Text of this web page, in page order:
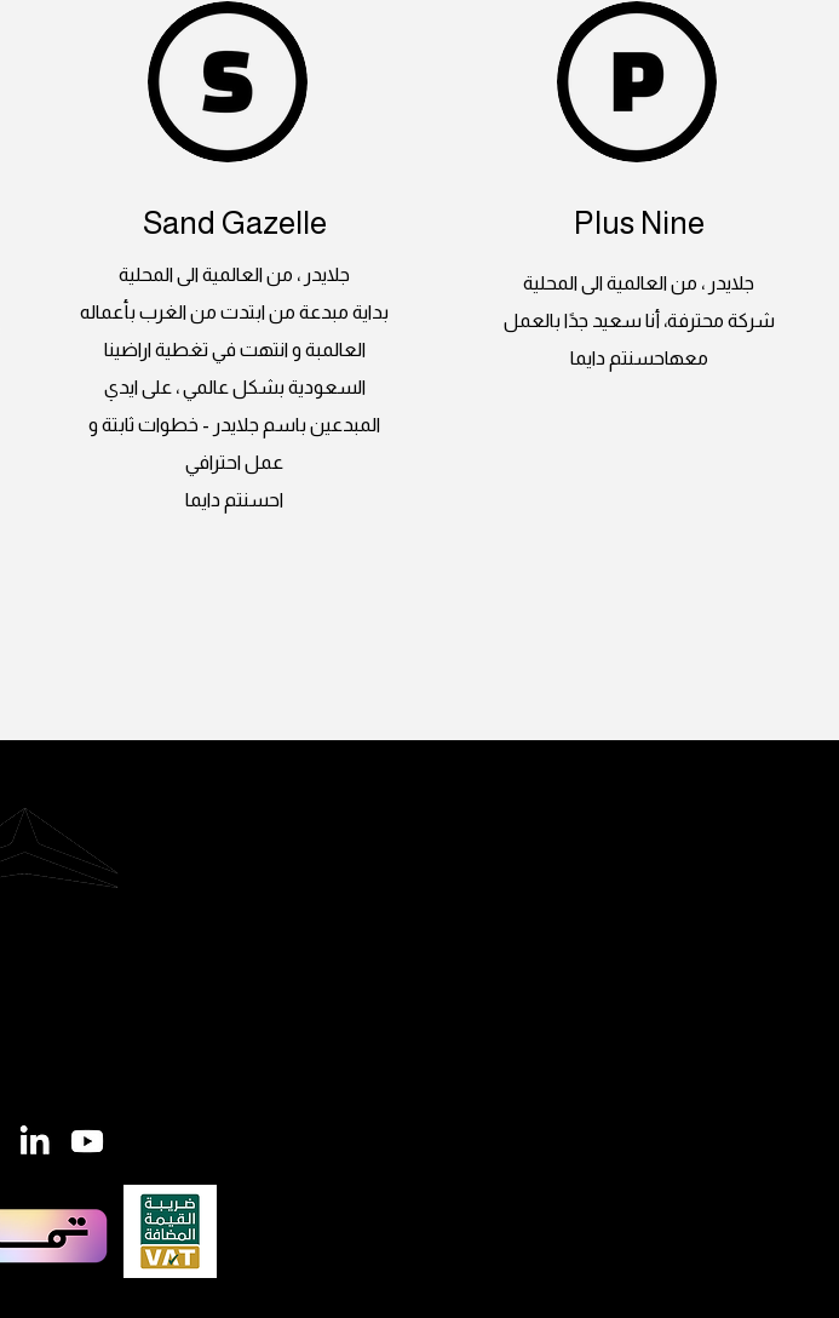
Sand Gazelle
جلايدر ، من العالمية الى المحلية
بداية مبدعة من ابتدت من الغرب بأعماله
العالمبة و انتهت في تغطية اراضينا
السعودية بشكل عالمي ، على ايدي
المبدعين باسم جلايدر - خطوات ثابتة و
عمل احترافي
احسنتم دايما
Plus Nine
جلايدر ، من العالمية الى المحلية
شركة محترفة، أنا سعيد جدًا بالعمل
معهاحسنتم دايما